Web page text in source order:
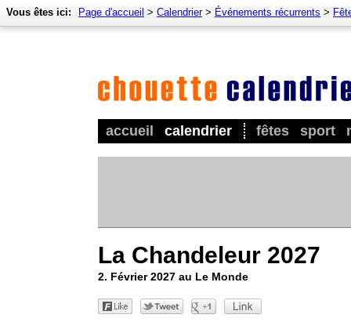
accueil calendrier fêtes sport
Vous êtes ici: Page d'accueil > Calendrier> Événements récurrents >
La Chandeleur 2027
2. Février 2027 au Le Monde